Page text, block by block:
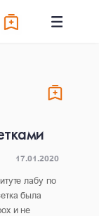
17.01.2020
лабу по
была
и не